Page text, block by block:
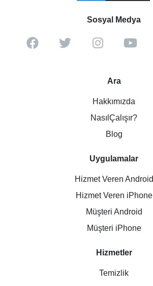
Sosyal Medya
Ara
Hakkımızda
NasılÇalışır?
Blog
Uygulamalar
Hizmet Veren Android
Hizmet Veren iPhone
Müşteri Android
Müşteri iPhone
Hizmetler
Temizlik